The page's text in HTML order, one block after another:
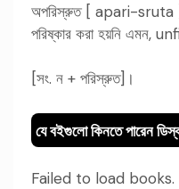
অপরিস্রুত [ apari-sruta ]
পরিষ্কার করা হয়নি এমন,
[সং. ন + পরিস্রুত]।
যে বইগুলো কিনতে পারেন
Failed to load books.